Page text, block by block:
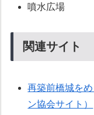
噴水広場
関連サイト
再築前橋城を
ン協会サイト）